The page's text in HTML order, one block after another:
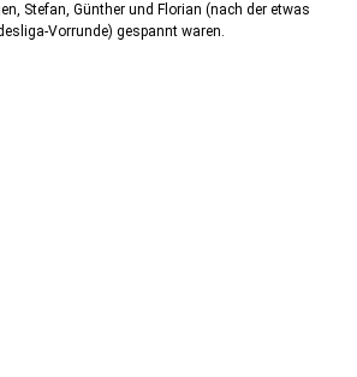
Stefan, Günther und Florian (nach der etwas
Vorrunde) gespannt waren.